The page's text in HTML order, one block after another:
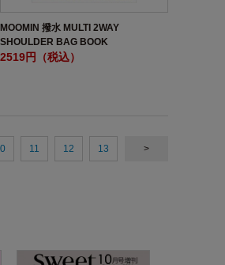
MOOMIN 撥水 MULTI 2WAY
SHOULDER BAG BOOK
2519円（税込）
11 12 13 >